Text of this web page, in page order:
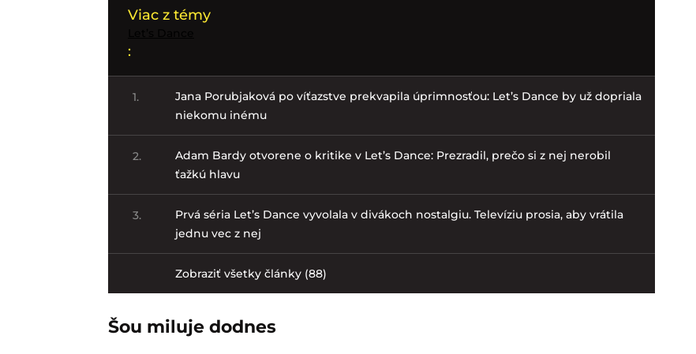
Viac z témy
:
1.
Jana Porubjaková po víťazstve prekvapila úprimnosťou: Let’s Dance by už dopriala
niekomu inému
2.
Adam Bardy otvorene o kritike v Let’s Dance: Prezradil, prečo si z nej nerobil
ťažkú hlavu
3.
Prvá séria Let’s Dance vyvolala v divákoch nostalgiu. Televíziu prosia, aby vrátila
jednu vec z nej
Zobraziť všetky články (88)
Šou miluje dodnes